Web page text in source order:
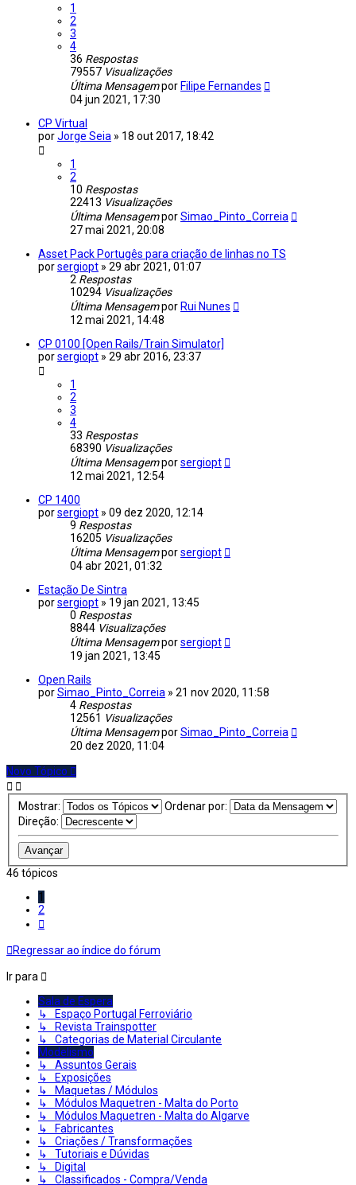
1
2
3
4
36 Respostas
79557 Visualizações
Última Mensagempor Filipe Fernandes
04 jun 2021, 17:30
CP Virtual
porJorge Seia » 18 out 2017, 18:42
1
2
10 Respostas
22413 Visualizações
Última MensagemporSimao_Pinto_Correia
27 mai 2021, 20:08
Asset Pack Portugês para criação de linhas no TS
porsergiopt » 29 abr 2021, 01:07
2 Respostas
10294 Visualizações
Última Mensagempor Rui Nunes
12 mai 2021, 14:48
CP 0100 [Open Rails/Train Simulator]
porsergiopt » 29 abr 2016, 23:37
1
2
3
4
33 Respostas
68390 Visualizações
Última Mensagemporsergiopt
12 mai 2021, 12:54
CP 1400
porsergiopt » 09 dez 2020, 12:14
9 Respostas
16205 Visualizações
Última Mensagemporsergiopt
04 abr 2021, 01:32
Estação De Sintra
porsergiopt » 19 jan 2021, 13:45
0 Respostas
8844 Visualizações
Última Mensagemporsergiopt
19 jan 2021, 13:45
Open Rails
porSimao_Pinto_Correia » 21 nov 2020, 11:58
4 Respostas
12561 Visualizações
Última MensagemporSimao_Pinto_Correia
20 dez 2020, 11:04
Novo Tópico
Mostrar:
Ordenar por:
Direção:
46 tópicos
1
2
Regressar ao índice do fórum
Ir para
Sala de Espera
↳ Espaço Portugal Ferroviário
↳ Revista Trainspotter
↳ Categorias de Material Circulante
Modelismo
↳ Assuntos Gerais
↳ Exposições
↳ Maquetas / Módulos
↳ Módulos Maquetren - Malta do Porto
↳ Módulos Maquetren - Malta do Algarve
↳ Fabricantes
↳ Criações / Transformações
↳ Tutoriais e Dúvidas
↳ Digital
↳ Classificados - Compra/Venda